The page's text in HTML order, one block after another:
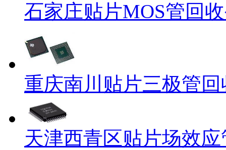
石家庄贴片MOS管回
重庆南川贴片三极管回
天津西青区贴片场效